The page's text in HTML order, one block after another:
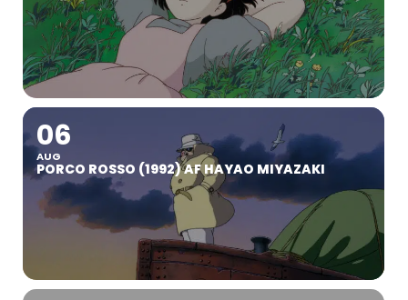
06
AUG
PORCO ROSSO (1992) AF HAYAO MIYAZAKI